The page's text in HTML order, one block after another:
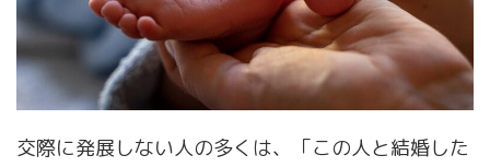
交際に発展しない人の多くは、「この人と結婚した